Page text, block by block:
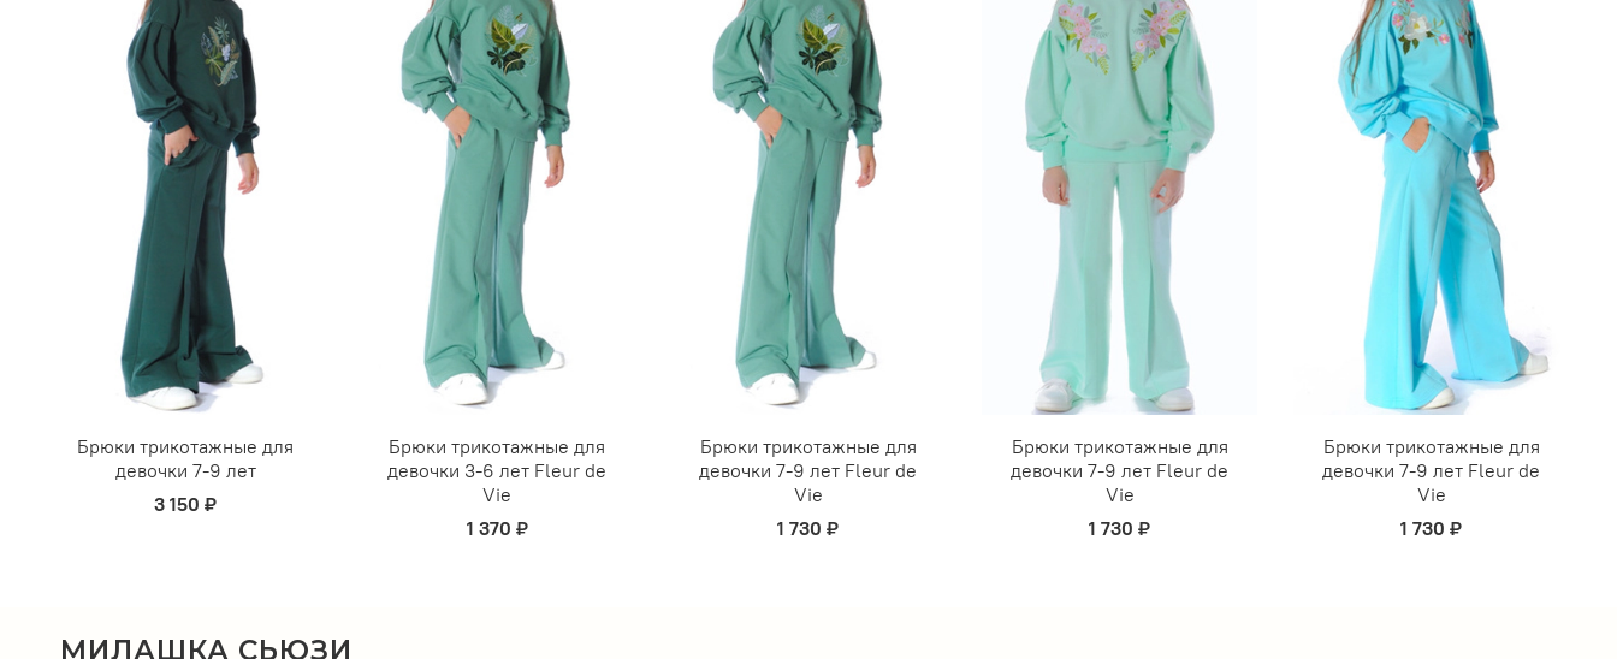
Брюки трикотажные для
девочки 7-9 лет
3 150 ₽
Брюки трикотажные для
девочки 3-6 лет Fleur de
Vie
1 370 ₽
Брюки трикотажные для
девочки 7-9 лет Fleur de
Vie
1 730 ₽
Брюки трикотажные для
девочки 7-9 лет Fleur de
Vie
1 730 ₽
Брюки трикотажные для
девочки 7-9 лет Fleur de
Vie
1 730 ₽
МИЛАШКА СЬЮЗИ